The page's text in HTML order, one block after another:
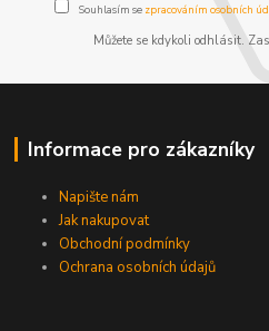
Souhlasím se zpracováním osobních
Můžete se kdykoli odhlásit.
Informace pro zákazníky
Napište nám
Jak nakupovat
Obchodní podmínky
Ochrana osobních údajů